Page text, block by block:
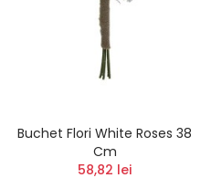
Buchet Flori White Roses 38
Cm
58,82 lei